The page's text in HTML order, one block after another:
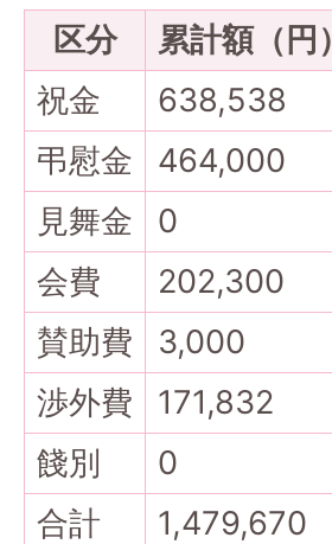
区分
累計額（円）
祝金
638,538
弔慰金
464,000
見舞金
0
会費
202,300
賛助費
3,000
渉外費
171,832
餞別
0
合計
1,479,670